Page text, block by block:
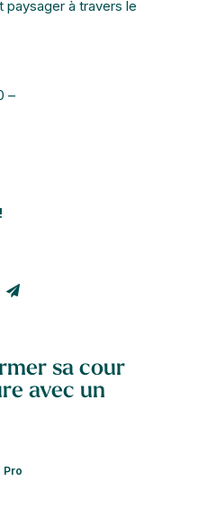
paysager à travers le
–
sa cour
avec un
Pro